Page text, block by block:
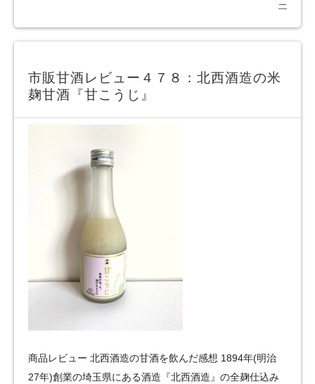
ー
市販甘酒レビュー４７８：北西酒造の米
麹甘酒『甘こうじ』
商品レビュー 北西酒造の甘酒を飲んだ感想 1894年(明治
27年)創業の埼玉県にある酒造『北西酒造』の全麹仕込み